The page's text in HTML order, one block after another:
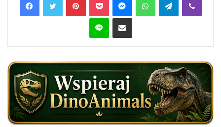
Line Share via Email